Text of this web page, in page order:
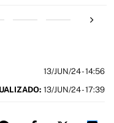
13/JUN/24- 14:56
13/JUN/24 - 17:39